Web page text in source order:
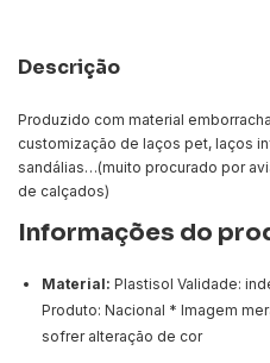
Descrição
Produzido com material
customização de laços pet, laços
sandálias…(muito procurado por
de calçados)
Informações do
Material: Plastisol Validade:
Produto: Nacional * Imagem
sofrer alteração de cor